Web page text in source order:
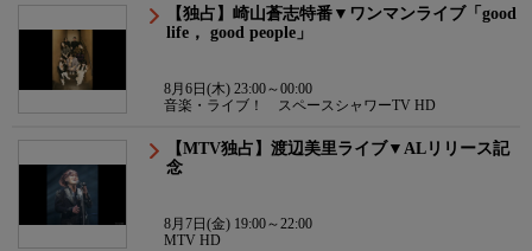
【独占】崎山蒼志特番▼ワンマンライブ「good
life， good people」
8月6日(木) 23:00～00:00
音楽・ライブ！ スペースシャワーTV HD
【MTV独占】渡辺美里ライブ▼ALリリース記
念
8月7日(金) 19:00～22:00
MTV HD